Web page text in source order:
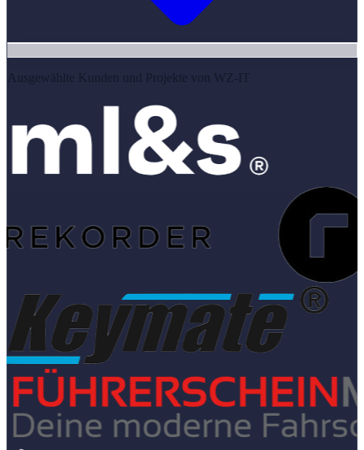
Ausgewählte Kunden und Projekte von WZ-IT